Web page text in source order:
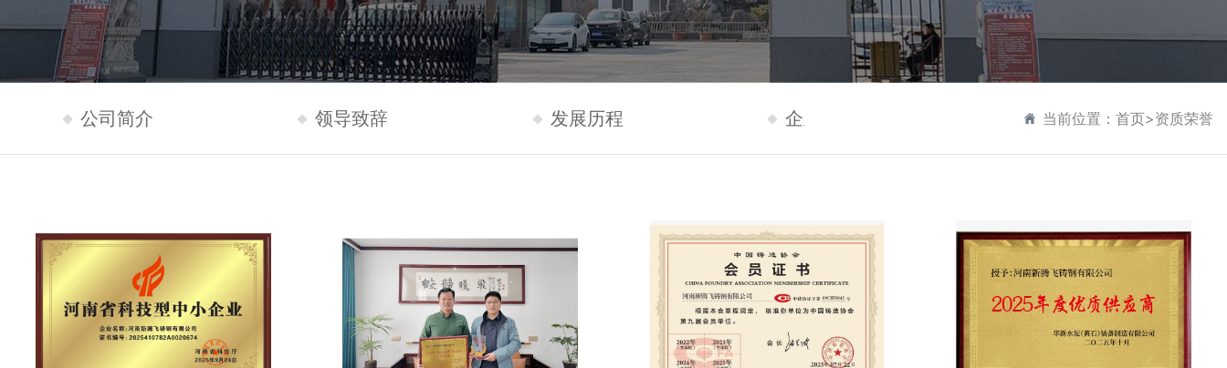
公司简介 领导致辞 发展历程 企业文化 企业荣誉
当前位置： 首页>资质荣誉